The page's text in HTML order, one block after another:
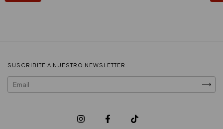
SUSCRIBITE A NUESTRO NEWSLETTER